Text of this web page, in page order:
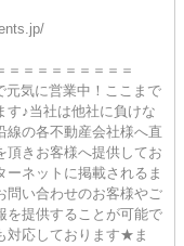
＝＝＝＝＝＝＝＝＝
元気に営業中！ここまで
す♪当社は他社に負けな
線の各不動産会社様へ直
頂きお客様へ提供してお
ーネットに掲載されるま
問い合わせのお客様やご
を提供することが可能で
対応しております★ま